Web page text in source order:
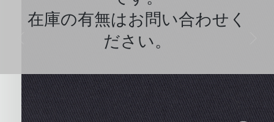
在庫の有無はお問い合わせく
ださい。